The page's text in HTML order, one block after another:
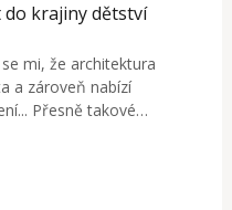
do krajiny dětství
mi, že architektura
a zároveň nabízí
Přesně takové…